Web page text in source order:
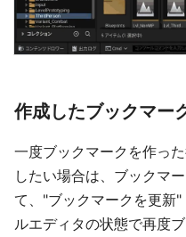
作成したブックマー
一度ブックマークを作っ
したい場合は、ブックマ
て、"ブックマークを更新
ルエディタの状態で再度